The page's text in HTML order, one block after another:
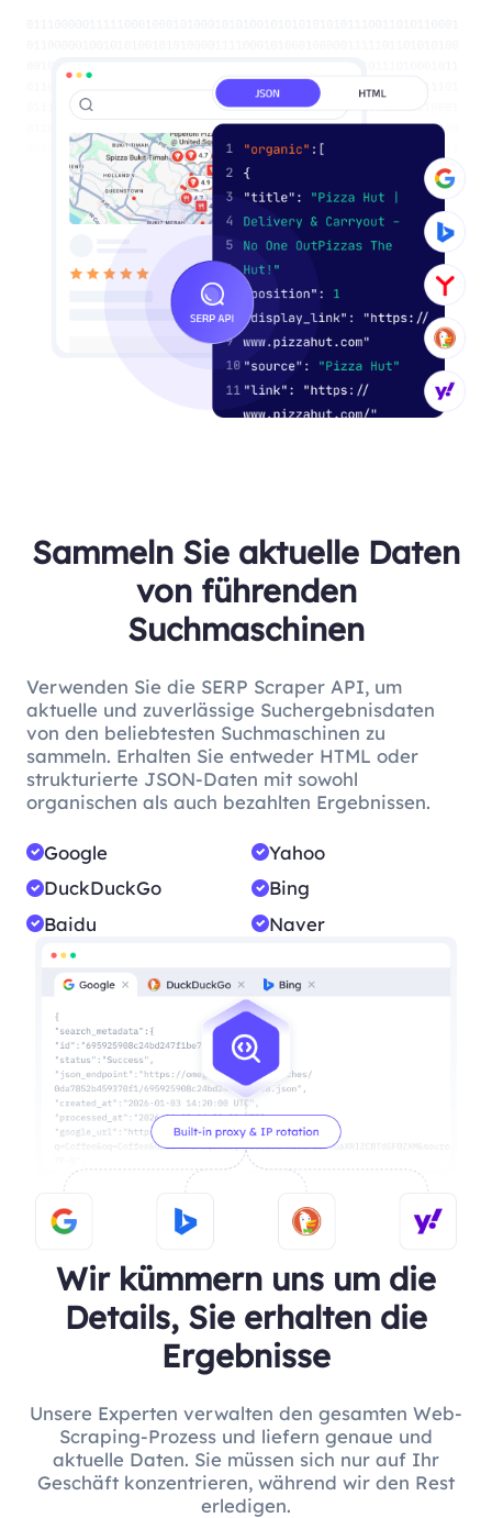
Sammeln Sie aktuelle Daten
von führenden
Suchmaschinen
Verwenden Sie die SERP Scraper API, um
aktuelle und zuverlässige Suchergebnisdaten
von den beliebtesten Suchmaschinen zu
sammeln. Erhalten Sie entweder HTML oder
strukturierte JSON-Daten mit sowohl
organischen als auch bezahlten Ergebnissen.
Google
Yahoo
DuckDuckGo
Bing
Baidu
Naver
Wir kümmern uns um die
Details, Sie erhalten die
Ergebnisse
Unsere Experten verwalten den gesamten Web-
Scraping-Prozess und liefern genaue und
aktuelle Daten. Sie müssen sich nur auf Ihr
Geschäft konzentrieren, während wir den Rest
erledigen.